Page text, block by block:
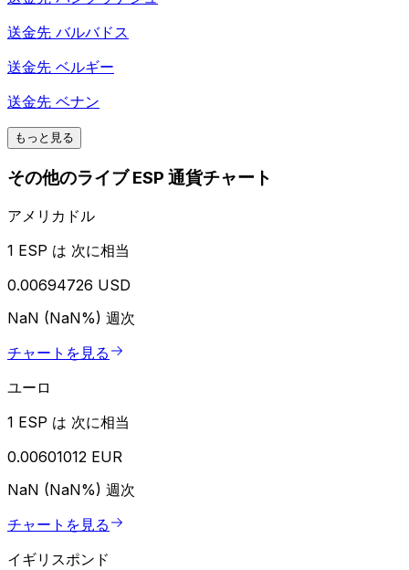
送金先 バルバドス
送金先 ベルギー
送金先 ベナン
もっと見る
その他のライブ ESP 通貨チャート
アメリカドル
1 ESP は 次に相当
0.00694726 USD
NaN (NaN%) 週次
チャートを見る
ユーロ
1 ESP は 次に相当
0.00601012 EUR
NaN (NaN%) 週次
チャートを見る
イギリスポンド